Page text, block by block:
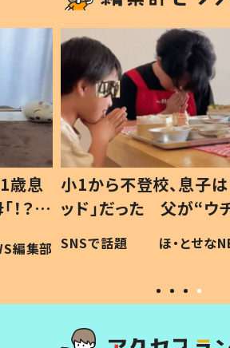
歳息
？」
編集部
小1から不登校、息子は
ッド」だった 父が“ウ
作り続ける理由とは #
#令和の子
SNSで話題 ほ・とせな